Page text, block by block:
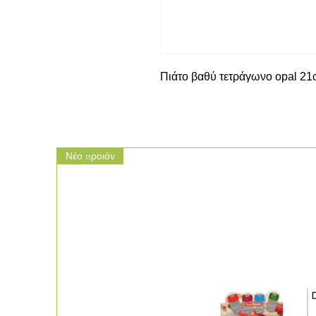
Πιάτο βαθύ τετράγωνο opal
Νέο προιόν